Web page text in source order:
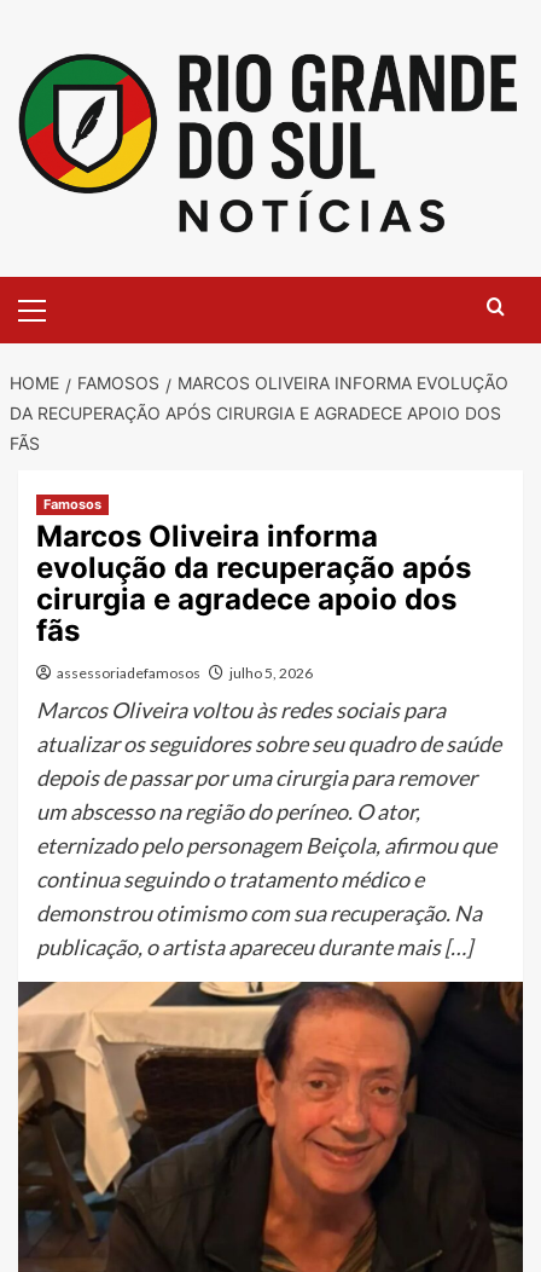
content
Menu
HOME FAMOSOS
MARCOS OLIVEIRA INFORMA EVOLUÇÃO
DA RECUPERAÇÃO APÓS CIRURGIA E AGRADECE APOIO DOS
FÃS
Famosos
Marcos Oliveira informa
evolução da recuperação após
cirurgia e agradece apoio dos
fãs
assessoriadefamosos julho 5, 2026
Marcos Oliveira voltou às redes sociais para
atualizar os seguidores sobre seu quadro de saúde
depois de passar por uma cirurgia para remover
um abscesso na região do períneo. O ator,
eternizado pelo personagem Beiçola, afirmou que
continua seguindo o tratamento médico e
demonstrou otimismo com sua recuperação. Na
publicação, o artista apareceu durante mais […]